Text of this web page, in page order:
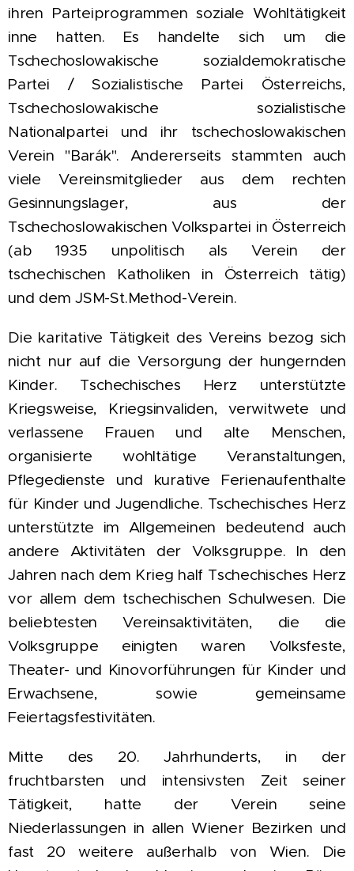
ihren Parteiprogrammen soziale Wohltätigkeit
inne hatten. Es handelte sich um die
Tschechoslowakische sozialdemokratische
Partei / Sozialistische Partei Österreichs,
Tschechoslowakische sozialistische
Nationalpartei und ihr tschechoslowakischen
Verein "Barák". Andererseits stammten auch
viele Vereinsmitglieder aus dem rechten
Gesinnungslager, aus der
Tschechoslowakischen Volkspartei in Österreich
(ab 1935 unpolitisch als Verein der
tschechischen Katholiken in Österreich tätig)
und dem JSM-St.Method-Verein.
Die karitative Tätigkeit des Vereins bezog sich
nicht nur auf die Versorgung der hungernden
Kinder. Tschechisches Herz unterstützte
Kriegsweise, Kriegsinvaliden, verwitwete und
verlassene Frauen und alte Menschen,
organisierte wohltätige Veranstaltungen,
Pflegedienste und kurative Ferienaufenthalte
für Kinder und Jugendliche. Tschechisches Herz
unterstützte im Allgemeinen bedeutend auch
andere Aktivitäten der Volksgruppe. In den
Jahren nach dem Krieg half Tschechisches Herz
vor allem dem tschechischen Schulwesen. Die
beliebtesten Vereinsaktivitäten, die die
Volksgruppe einigten waren Volksfeste,
Theater- und Kinovorführungen für Kinder und
Erwachsene, sowie gemeinsame
Feiertagsfestivitäten.
Mitte des 20. Jahrhunderts, in der
fruchtbarsten und intensivsten Zeit seiner
Tätigkeit, hatte der Verein seine
Niederlassungen in allen Wiener Bezirken und
fast 20 weitere außerhalb von Wien. Die